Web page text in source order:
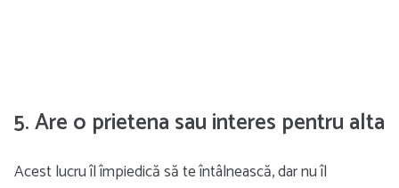
5. Are o prietena sau interes pentru alta
Acest lucru îl împiedică să te întâlnească, dar nu îl